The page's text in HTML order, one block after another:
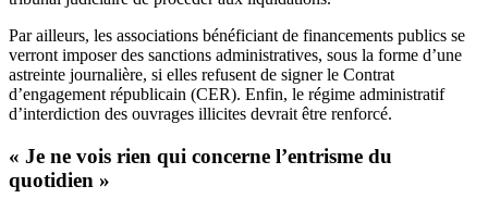
Par ailleurs, les associations bénéficiant de financements publics se
verront imposer des sanctions administratives, sous la forme d’une
astreinte journalière, si elles refusent de signer le Contrat
d’engagement républicain (CER). Enfin, le régime administratif
d’interdiction des ouvrages illicites devrait être renforcé.
« Je ne vois rien qui concerne l’entrisme du
quotidien »